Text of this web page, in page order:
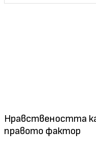
Нравствеността
правото фактор